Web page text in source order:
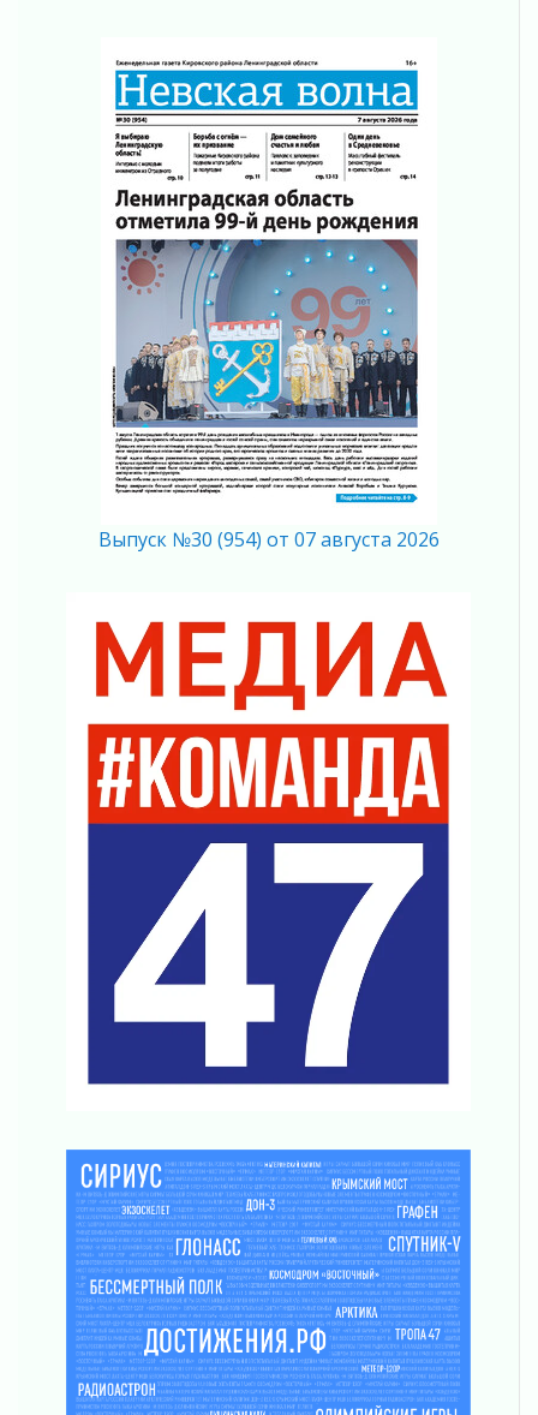
Итоги конкурса «Лучший работник
Кадрового центра – 2026» подведены!
04 августа 2026
Ставка на дисциплину на перекрестках
04 августа 2026
В Ленобласти растет потребление
мобильного трафика
04 августа 2026
Полумрак бьёт по карману
Вниманию автомобилистов!
04 августа 2026
Память, сталь и музыка
04 августа 2026
Регион готовится к выборам
Никакого принуждения, только письменное
Без риска для здоровья и кошелька
04 августа 2026
Важная информация
04 августа 2026
Что делать со сбережениями
04 августа 2026
Награды нашли строителей
03 августа 2026
Ленобласть повышает производительность
Поддержка волонтерских объединений
03 августа 2026
Ладожский мост полностью закроют на два
Музеи Ленобласти обновляют пространства
03 августа 2026
Часть медиков в Ленобласти сможет
рассчитывать на доплату от региона
03 августа 2026
За сутки в Ленинградской области
ликвидировали 10 пожаров
03 августа 2026
Клюква наливается, но в корзинку пока не
просится
03 августа 2026
Выпуск №30 (954) от 07 августа 2026